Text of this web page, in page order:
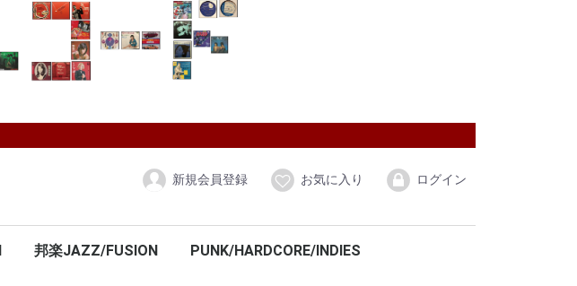
新規会員登録 お気に入り ログイン
邦楽JAZZ/FUSION PUNK/HARDCORE/INDIES